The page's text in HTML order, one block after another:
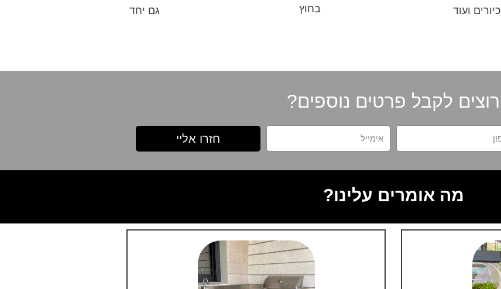
כיורים ועוד
בחוץ
גם יחד
רוצים לקבל פרטים נוספים?
חזרו אליי
מה אומרים עלינו?